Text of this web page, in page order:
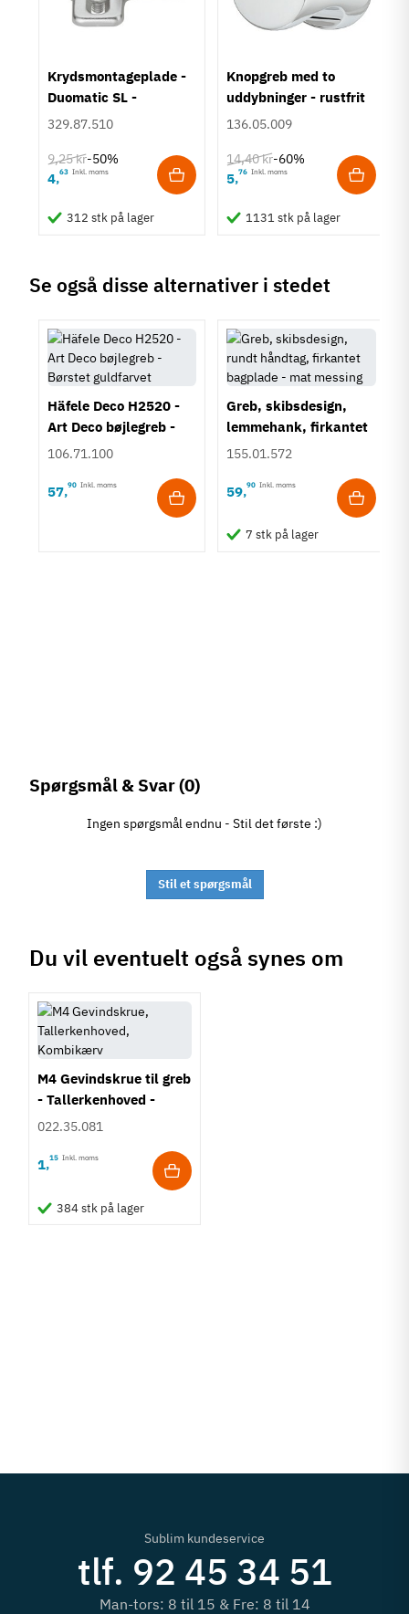
Montering
Knopgreb
Stil
Antik
TilstandNy
Krydsmontageplade -
Duomatic SL -
Euroskruer
329.87.510
9,25 kr-50%
4,63 Inkl. moms
312 stk på lager
Knopgreb med to
uddybninger - rustfrit
stål
136.05.009
14,40 kr-60%
5,76 Inkl. moms
1131 stk på lager
Se også disse alternativer i stedet
Häfele Deco H2520 -
Art Deco bøjlegreb -
Børstet guldfarvet
106.71.100
57,90 Inkl. moms
Greb, skibsdesign,
lemmehank, firkantet
bagplade - mat
155.01.572
59,90 Inkl. moms
7 stk på lager
Spørgsmål & Svar(0)
Ingen spørgsmål endnu - Stil det første :)
Stil et spørgsmål
Du vil eventuelt også synes om
M4 Gevindskrue til greb
- Tallerkenhoved -
Krydskærv
022.35.081
1,15 Inkl. moms
384 stk på lager
Sublim kundeservice
tlf. 92 45 34 51
Man-tors: 8 til 15 & Fre: 8 til 14